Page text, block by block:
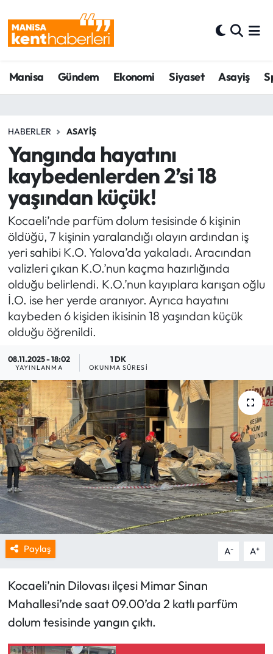
Manisa Gündem Ekonomi Siyaset Asayiş
HABERLER ASAYIŞ
Yangında hayatını
kaybedenlerden 2’si 18
yaşından küçük!
Kocaeli’nde parfüm dolum tesisinde 6 kişinin
öldüğü, 7 kişinin yaralandığı olayın ardından iş
yeri sahibi K.O. Yalova’da yakaladı. Aracından
valizleri çıkan K.O.’nun kaçma hazırlığında
olduğu belirlendi. K.O.’nun kayıplara karışan oğlu
İ.O. ise her yerde aranıyor. Ayrıca hayatını
kaybeden 6 kişiden ikisinin 18 yaşından küçük
olduğu öğrenildi.
08.11.2025 - 18:02
YAYINLANMA
1 DK
OKUNMA SÜRESI
Paylaş A- A+
Kocaeli’nin Dilovası ilçesi Mimar Sinan
Mahallesi’nde saat 09.00’da 2 katlı parfüm
dolum tesisinde yangın çıktı.
Ahmetli Hava Durumu
Ahmetli Trafik Yoğunluk Haritası
Tüm Manşetler
Son Dakika Haberleri
Haber Arşivi